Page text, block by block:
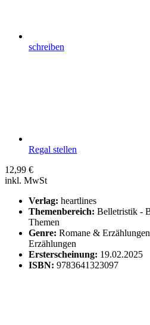
schreiben
Regal stellen
12,99 €
inkl. MwSt
Verlag: heartlines
Themenbereich: Belletristik -
Themen
Genre: Romane &
Erzählungen
Ersterscheinung: 19.02.2025
ISBN: 9783641323097